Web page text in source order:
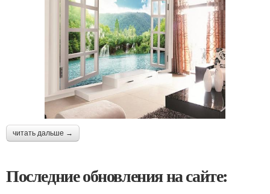
читать дальше →
Последние обновления на сайте: